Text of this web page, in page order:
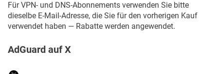
Für VPN- und DNS-Abonnements verwenden Sie bitte
dieselbe E-Mail-Adresse, die Sie für den vorherigen Kauf
verwendet haben — Rabatte werden angewendet.
AdGuard auf X